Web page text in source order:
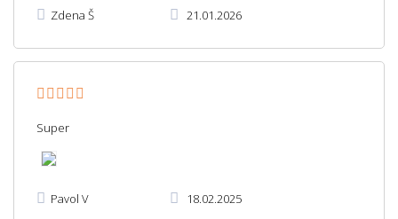
Zdena Š 21.01.2026
Super
Pavol V 18.02.2025